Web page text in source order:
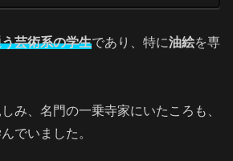
芸術系の学生であり、特に油絵を専
み、名門の一乗寺家にいたころも、
でいました。